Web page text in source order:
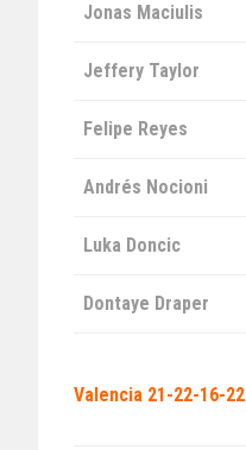
Jonas Maciulis
Jeffery Taylor
Felipe Reyes
Andrés Nocioni
Luka Doncic
Dontaye Draper
Valencia 21-22-16-22